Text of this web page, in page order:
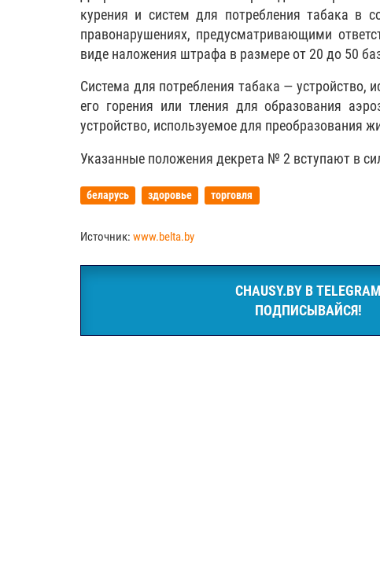
курения и систем для потребления табака в
правонарушениях, предусматривающими
виде наложения штрафа в размере от 20 до 50
Система для потребления табака — устройство,
его горения или тления для образования
устройство, используемое для преобразования
Указанные положения декрета № 2 вступают в
беларусь здоровье торговля
Источник: www.belta.by
CHAUSY.BY В TELEGRAM
ПОДПИСЫВАЙСЯ!